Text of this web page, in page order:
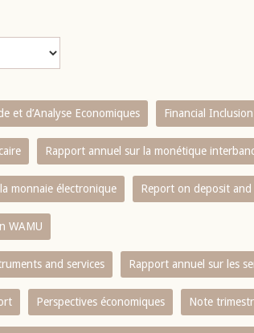
et d’Analyse Economiques Financial
Rapport annuel sur la monétique
monnaie électronique Report on deposit
WAMU
and services Rapport annuel sur les
Perspectives économiques Note